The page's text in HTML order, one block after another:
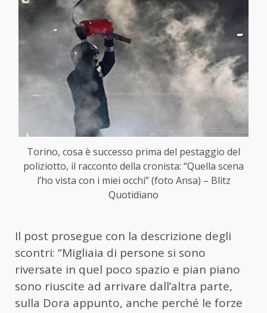
Torino, cosa è successo prima del pestaggio del
poliziotto, il racconto della cronista: “Quella scena
l’ho vista con i miei occhi” (foto Ansa) – Blitz
Quotidiano
Il post prosegue con la descrizione degli
scontri: “Migliaia di persone si sono
riversate in quel poco spazio e pian piano
sono riuscite ad arrivare dall’altra parte,
sulla Dora appunto, anche perché le forze